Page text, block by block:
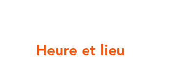
Heure et lieu